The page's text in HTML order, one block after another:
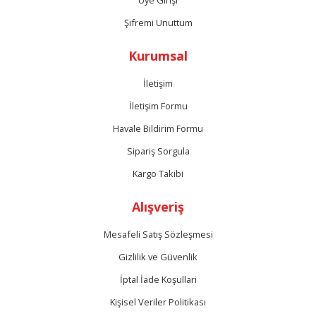
Şifremi Unuttum
Kurumsal
İletişim
İletişim Formu
Havale Bildirim Formu
Sipariş Sorgula
Kargo Takibi
Alışveriş
Mesafeli Satış Sözleşmesi
Gizlilik ve Güvenlik
İptal İade Koşullari
Kişisel Veriler Politikası